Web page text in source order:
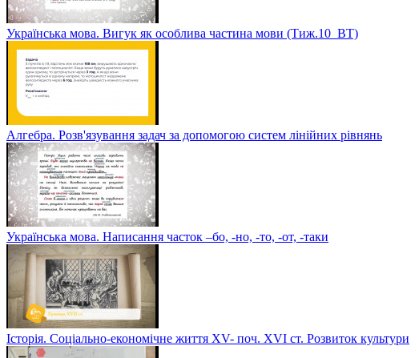
Українська мова. Вигук як особлива частина мови (Тиж.10_ВТ)
Алгебра. Розв'язування задач за допомогою систем лінійних рівнянь
Українська мова. Написання часток –бо, -но, -то, -от, -таки
Історія. Соціально-економічне життя XV- поч. XVI ст. Розвиток культури